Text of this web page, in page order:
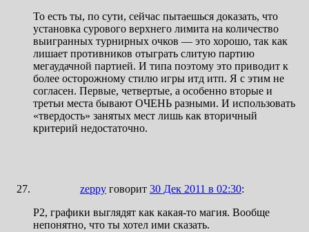
То есть ты, по сути, сейчас пытаешься доказать, что
установка сурового верхнего лимита на количество
выигранных турнирных очков — это хорошо, так как
лишает противников отыграть слитую партию
мегаудачной партией. И типа поэтому это приводит к
более осторожному стилю игры итд итп. Я с этим не
согласен. Первые, четвертые, а особенно вторые и
третьи места бывают ОЧЕНЬ разными. И использовать
«твердость» занятых мест лишь как вторичный
критерий недостаточно.
zeppy говорит 30 Дек 2011 в 02:30:
Р2, графики выглядят как какая-то магия. Вообще
непонятно, что ты хотел ими сказать.